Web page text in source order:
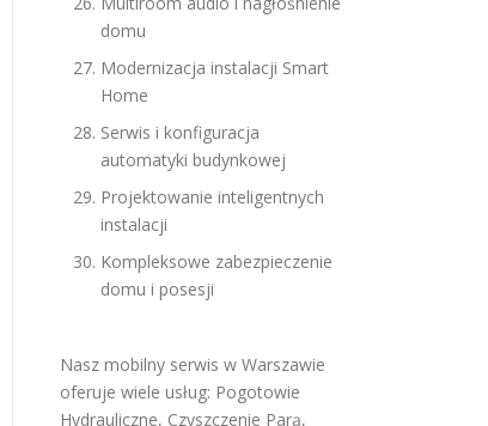
domu
Modernizacja instalacji Smart
Home
Serwis i konfiguracja
automatyki budynkowej
Projektowanie inteligentnych
instalacji
Kompleksowe zabezpieczenie
domu i posesji
Nasz mobilny serwis w Warszawie
oferuje wiele usług: Pogotowie
Hydrauliczne, Czyszczenie Parą,